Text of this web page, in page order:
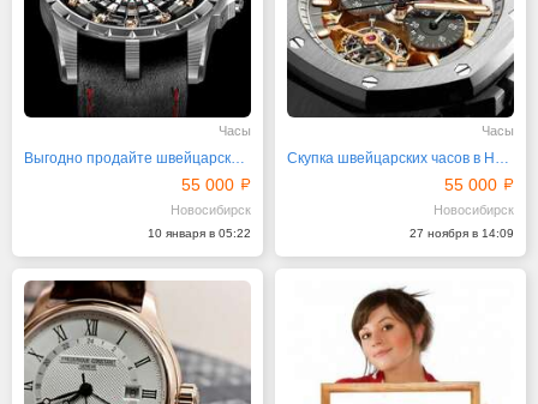
Часы
Выгодно продайте швейцарские часы в Новосибирске
55 000
Новосибирск
10 января в 05:22
Часы
Скупка швейцарских часов в Новосибирске
55 000
Новосибирск
27 ноября в 14:09